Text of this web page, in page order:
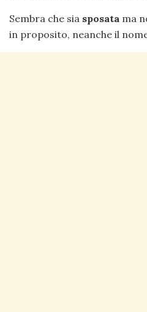
Sembra che sia sposata ma
in proposito, neanche il